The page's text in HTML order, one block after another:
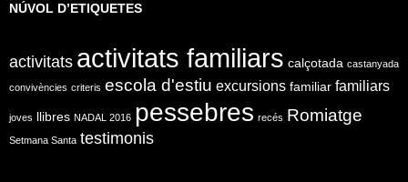
NÚVOL D’ETIQUETES
activitats activitats familiars calçotada castanyada
convivències criteris escola d'estiu excursions familiar familiars
joves llibres NADAL 2016 pessebres recés Romiatge
Setmana Santa testimonis